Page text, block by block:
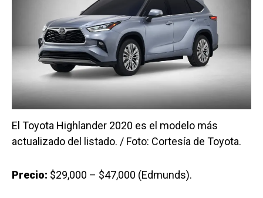
El Toyota Highlander 2020 es el modelo más
actualizado del listado. / Foto: Cortesía de Toyota.
Precio: $29,000 – $47,000 (Edmunds).